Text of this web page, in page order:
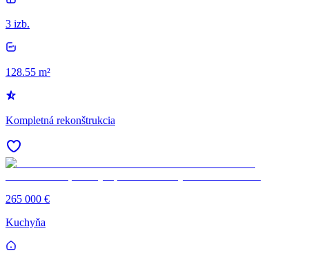
3 izb.
128.55 m²
Kompletná rekonštrukcia
265 000 €
Kuchyňa